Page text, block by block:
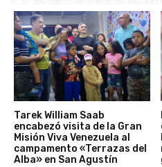
Tarek William Saab
encabezó visita de la Gran
Misión Viva Venezuela al
campamento «Terrazas del
Alba» en San Agustín